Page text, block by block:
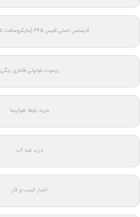
لایسنس اصلی آفیس ۳۶۵ (مایکروسافت ۳۶۵) اورجینال
ریموت بلوتوثی فانتزی رنگی
خرید بلیط هواپیما
درب ضد آب
اخبار کسب و کار